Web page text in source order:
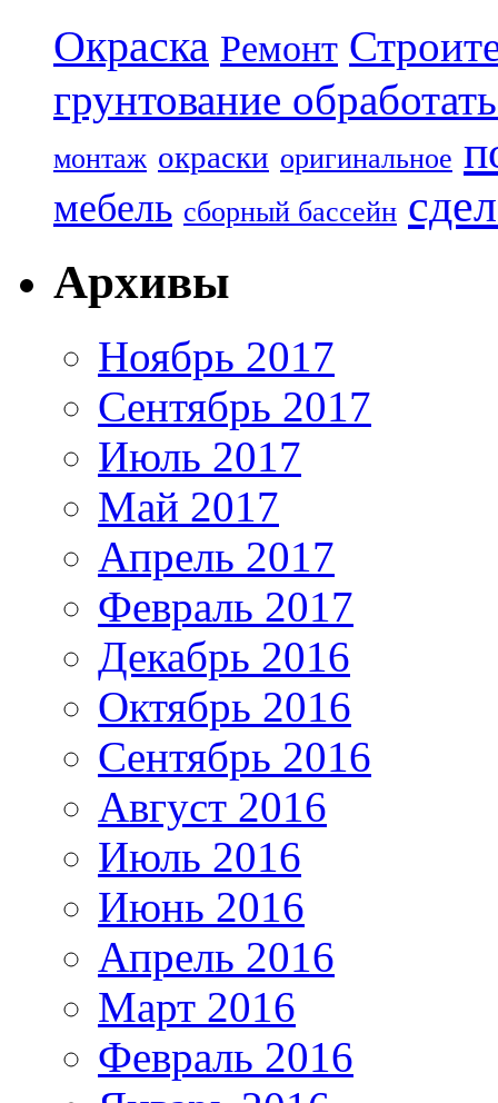
Окраска Ремонт
грунтование
монтаж окраски оригинальное
мебель сборный бассейн
Архивы
Ноябрь 2017
Сентябрь 2017
Июль 2017
Май 2017
Апрель 2017
Февраль 2017
Декабрь 2016
Октябрь 2016
Сентябрь 2016
Август 2016
Июль 2016
Июнь 2016
Апрель 2016
Март 2016
Февраль 2016